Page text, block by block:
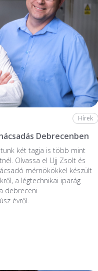
Hírek
Debrecenben
két tagja is több mint
Olvassa el Ujj Zsolt és
mérnökökkel készült
a légtechnikai iparág
debreceni
évről.